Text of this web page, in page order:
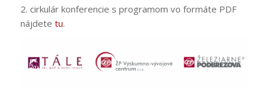
2. cirkulár konferencie s programom vo formáte PDF
nájdete tu.